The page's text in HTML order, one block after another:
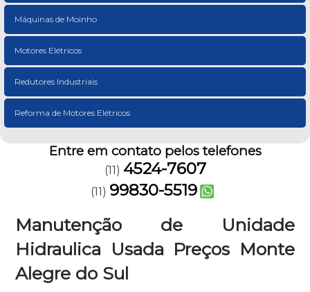
Máquinas de Moinho
Motores Elétricos
Redutores Industriais
Reforma de Motores Elétricos
Entre em contato pelos telefones
(11) 4524-7607
(11) 99830-5519
Manutenção de Unidade
Hidraulica Usada Preços Monte
Alegre do Sul